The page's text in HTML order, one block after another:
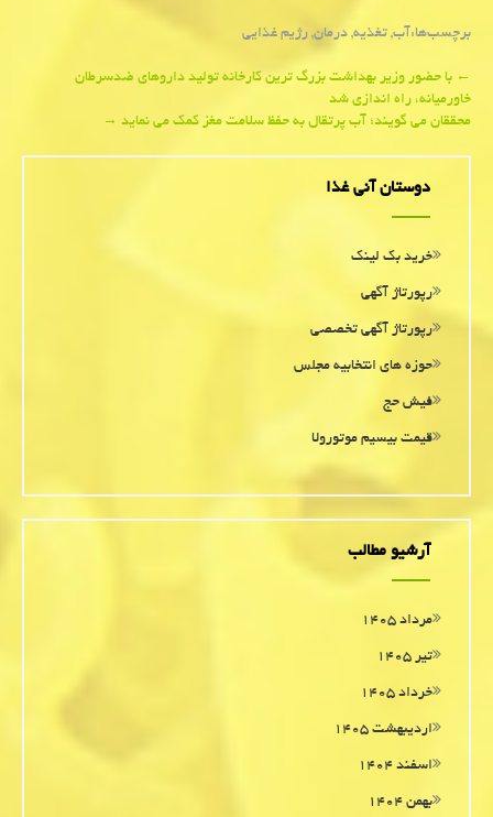
برچسب‌ها:آب,تغذیه,درمان,رژیم غذایی
Post
navigation
←با حضور وزیر بهداشت بزرگ ترین كارخانه تولید داروهای ضدسرطان
خاورمیانه، راه اندازی شد
محققان می گویند؛ آب پرتقال به حفظ سلامت مغز كمك می نماید→
دوستان آنی غذا
خرید بک لینک
رپورتاژ آگهی
رپورتاژ آگهی تخصصی
حوزه های انتخابیه مجلس
فیش حج
قیمت بیسیم موتورولا
آرشیو مطالب
مرداد ۱۴۰۵
تیر ۱۴۰۵
خرداد ۱۴۰۵
اردیبهشت ۱۴۰۵
اسفند ۱۴۰۴
بهمن ۱۴۰۴